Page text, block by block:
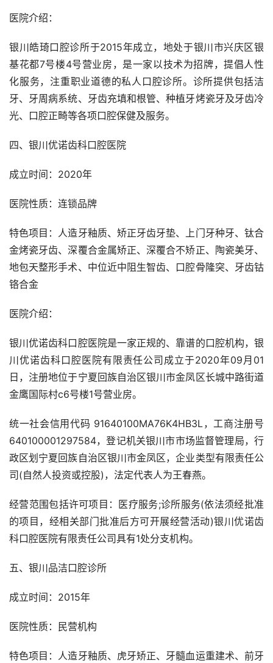
医院介绍：
银川皓琦口腔诊所于2015年成立，地处于银川市兴庆区银
基花都7号楼4号营业房，是一家以技术为招牌，提倡人性
化服务，注重职业道德的私人口腔诊所。诊所提供包括洁
牙、牙周病系统、牙齿充填和根管、种植牙烤瓷牙及牙齿冷
光、口腔正畸等各项口腔保健及服务。
四、银川优诺齿科口腔医院
成立时间：2020年
医院性质：连锁品牌
特色项目：人造牙釉质、矫正牙齿牙垫、上门牙种牙、钛合
金烤瓷牙齿、深覆合金属矫正、深覆合不矫正、陶瓷美牙、
地包天整形手术、中位近中阻生智齿、口腔骨隆突、牙齿钴
铬合金
医院介绍：
银川优诺齿科口腔医院是一家正规的、靠谱的口腔机构，银
川优诺齿科口腔医院有限责任公司成立于2020年09月01
日，注册地位于宁夏回族自治区银川市金凤区长城中路街道
金鹰国际村c6号楼1号营业房。
统一社会信用代码 91640100MA76K4HB3L，工商注册号
640100001297584，登记机关银川市市场监督管理局，行
政区划宁夏回族自治区银川市金凤区，企业类型有限责任公
司(自然人投资或控股)，法定代表人为王春燕。
经营范围包括许可项目：医疗服务;诊所服务(依法须经批准
的项目，经相关部门批准后方可开展经营活动)银川优诺齿
科口腔医院有限责任公司具有1处分支机构。
五、银川品洁口腔诊所
成立时间：2015年
医院性质：民营机构
特色项目：人造牙釉质、虎牙矫正、牙髓血运重建术、前牙